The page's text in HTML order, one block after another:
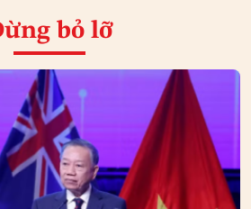
bỏ lỡ